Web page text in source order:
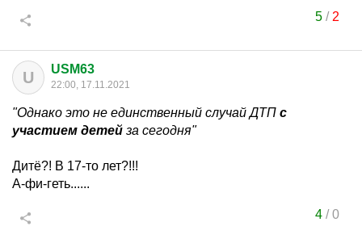
5/ 2
U USM63
22:00, 17.11.2021
"Однако это не единственный случай ДТП с
участием детей за сегодня"
Дитё?! В 17-то лет?!!!
А-фи-геть......
4/0